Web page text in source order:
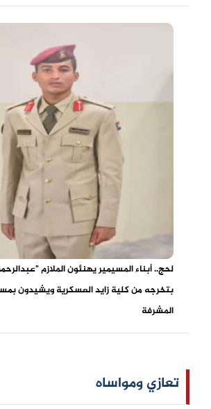
لحج.. أبناء المسيمير يهنئون الملازم
بتخرجه من كلية زايد العسكرية ويشيدون
المشرفة
تعازي ومواساه